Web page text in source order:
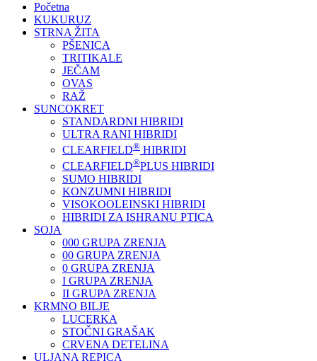
Početna
KUKURUZ
STRNA ŽITA
PŠENICA
TRITIKALE
JEČAM
OVAS
RAŽ
SUNCOKRET
STANDARDNI HIBRIDI
ULTRA RANI HIBRIDI
CLEARFIELD® HIBRIDI
CLEARFIELD®PLUS HIBRIDI
SUMO HIBRIDI
KONZUMNI HIBRIDI
VISOKOOLEINSKI HIBRIDI
HIBRIDI ZA ISHRANU PTICA
SOJA
000 GRUPA ZRENJA
00 GRUPA ZRENJA
0 GRUPA ZRENJA
I GRUPA ZRENJA
II GRUPA ZRENJA
KRMNO BILJE
LUCERKA
STOČNI GRAŠAK
CRVENA DETELINA
ULJANA REPICA